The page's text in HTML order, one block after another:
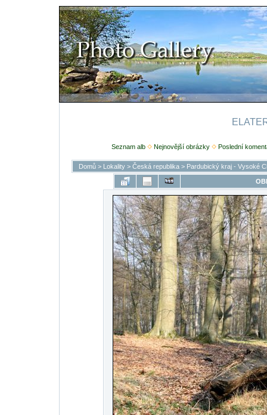
Seznam alb Nejnovější obrázky Poslední
Domů> Lokality> Česká republika> Pardubický kraj - Vysoké